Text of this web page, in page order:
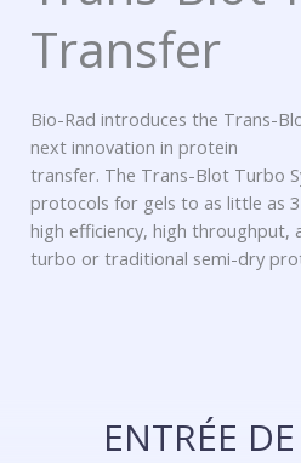
Transfer
Bio-Rad introduces the Trans-
next innovation in protein
transfer. The Trans-Blot Turbo
protocols for gels to as little as
high efficiency, high throughput,
turbo or traditional semi-dry
ENTRÉE